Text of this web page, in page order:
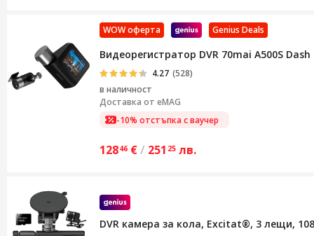
Genius Deals
WOW оферта
Видеорегистратор DVR 70mai A500S
4.27 (528)
в наличност
Доставка от eMAG
-10% отстъпка с ваучер
12846 €/ 251 25 лв.
DVR камера за кола, Excitat®, 3 лещи,